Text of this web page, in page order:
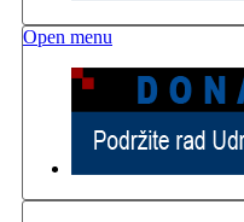
Open menu